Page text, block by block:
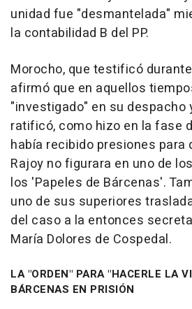
unidad fue "desmantelada"
la contabilidad B del PP.
Morocho, que testificó
afirmó que en aquellos
"investigado" en su despacho
ratificó, como hizo en la fase
había recibido presiones para
Rajoy no figurara en uno de
los 'Papeles de Bárcenas'.
uno de sus superiores
del caso a la entonces
María Dolores de Cospedal.
LA "ORDEN" PARA "HACERLE LA
BÁRCENAS EN PRISIÓN